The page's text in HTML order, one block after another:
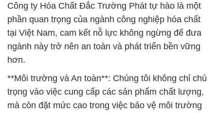
Công ty Hóa Chất Đắc Trường Phát tự hào là một
phần quan trọng của ngành công nghiệp hóa chất
tại Việt Nam, cam kết nỗ lực không ngừng để đưa
ngành này trở nên an toàn và phát triển bền vững
hơn.
**Môi trường và An toàn**: Chúng tôi không chỉ chú
trọng vào việc cung cấp các sản phẩm chất lượng,
mà còn đặt mức cao trong việc bảo vệ môi trường